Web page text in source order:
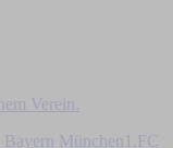
Verein.
Bayern München
1.FC